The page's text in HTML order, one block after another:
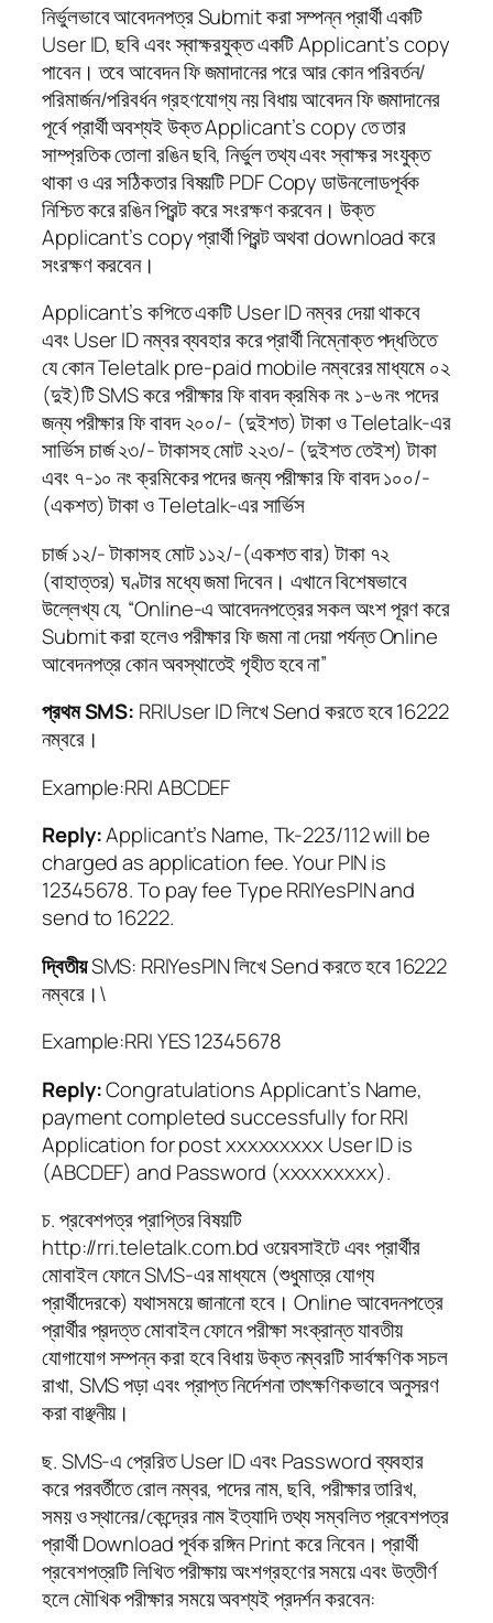
নির্ভুলভাবে আবেদনপত্র Submit করা সম্পন্ন প্রার্থী একটি
User ID, ছবি এবং স্বাক্ষরযুক্ত একটি Applicant’s copy
পাবেন। তবে আবেদন ফি জমাদানের পরে আর কোন পরিবর্তন/
পরিমার্জন/পরিবর্ধন গ্রহণযোগ্য নয় বিধায় আবেদন ফি জমাদানের
পূর্বে প্রার্থী অবশ্যই উক্ত Applicant’s copy তে তার
সাম্প্রতিক তোলা রঙিন ছবি, নির্ভুল তথ্য এবং স্বাক্ষর সংযুক্ত
থাকা ও এর সঠিকতার বিষয়টি PDF Copy ডাউনলোডপূর্বক
নিশ্চিত করে রঙিন প্রিন্ট করে সংরক্ষণ করবেন। উক্ত
Applicant’s copy প্রার্থী প্রিন্ট অথবা download করে
সংরক্ষণ করবেন।
Applicant’s কপিতে একটি User ID নম্বর দেয়া থাকবে
এবং User ID নম্বর ব্যবহার করে প্রার্থী নিম্নোক্ত পদ্ধতিতে
যে কোন Teletalk pre-paid mobile নম্বরের মাধ্যমে ০২
(দুই)টি SMS করে পরীক্ষার ফি বাবদ ক্রমিক নং ১-৬ নং পদের
জন্য পরীক্ষার ফি বাবদ ২০০/- (দুইশত) টাকা ও Teletalk-এর
সার্ভিস চার্জ ২৩/- টাকাসহ মোট ২২৩/- (দুইশত তেইশ) টাকা
এবং ৭-১০ নং ক্রমিকের পদের জন্য পরীক্ষার ফি বাবদ ১০০/-
(একশত) টাকা ও Teletalk-এর সার্ভিস
চার্জ ১২/- টাকাসহ মোট ১১২/-(একশত বার) টাকা ৭২
(বাহাত্তর) ঘণ্টার মধ্যে জমা দিবেন। এখানে বিশেষভাবে
উল্লেখ্য যে, “Online-এ আবেদনপত্রের সকল অংশ পূরণ করে
Submit করা হলেও পরীক্ষার ফি জমা না দেয়া পর্যন্ত Online
আবেদনপত্র কোন অবস্থাতেই গৃহীত হবে না”
প্রথম SMS: RRIUser ID লিখে Send করতে হবে 16222
নম্বরে।
Example:RRI ABCDEF
Reply:Applicant’s Name, Tk-223/112 will be
charged as application fee. Your PIN is
12345678. To pay fee Type RRIYesPIN and
send to 16222.
দ্বিতীয়SMS: RRIYesPIN লিখে Send করতে হবে 16222
নম্বরে।\
Example:RRI YES 12345678
Reply:Congratulations Applicant’s Name,
payment completed successfully for RRI
Application for post xxxxxxxxx User ID is
(ABCDEF) and Password (xxxxxxxxx).
চ. প্রবেশপত্র প্রাপ্তির বিষয়টি
http://rri.teletalk.com.bd ওয়েবসাইটে এবং প্রার্থীর
মোবাইল ফোনে SMS-এর মাধ্যমে (শুধুমাত্র যোগ্য
প্রার্থীদেরকে) যথাসময়ে জানানো হবে। Online আবেদনপত্রে
প্রার্থীর প্রদত্ত মোবাইল ফোনে পরীক্ষা সংক্রান্ত যাবতীয়
যোগাযোগ সম্পন্ন করা হবে বিধায় উক্ত নম্বরটি সার্বক্ষণিক সচল
রাখা, SMS পড়া এবং প্রাপ্ত নির্দেশনা তাৎক্ষণিকভাবে অনুসরণ
করা বাঞ্ছনীয়।
ছ. SMS-এ প্রেরিত User ID এবং Password ব্যবহার
করে পরবর্তীতে রোল নম্বর, পদের নাম, ছবি, পরীক্ষার তারিখ,
সময় ও স্থানের/কেন্দ্রের নাম ইত্যাদি তথ্য সম্বলিত প্রবেশপত্র
প্রার্থী Download পূর্বক রঙ্গিন Print করে নিবেন। প্রার্থী
প্রবেশপত্রটি লিখিত পরীক্ষায় অংশগ্রহণের সময়ে এবং উত্তীর্ণ
হলে মৌখিক পরীক্ষার সময়ে অবশ্যই প্রদর্শন করবেন: